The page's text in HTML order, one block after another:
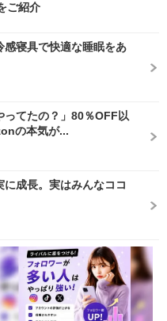
ご紹介
感寝具で快適な睡眠をあ
ってたの？」80％OFF以
の本気が...
成長。実はみんなココ